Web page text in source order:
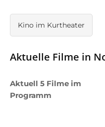
Kino im Kurtheater
Aktuelle Filme in
Aktuell 5 Filme im
Programm